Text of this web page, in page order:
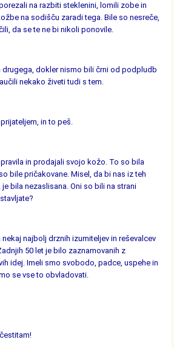
na razbiti steklenini, lomili zobe in
na sodišču zaradi tega. Bile so nesreče,
da se te ne bi nikoli ponovile.
drugega, dokler nismo bili črni od podpludb
nekako živeti tudi s tem.
in to peš.
in prodajali svojo kožo. To so bila
bile pričakovane. Misel, da bi nas iz teh
bila nezaslisana. Oni so bili na strani
nekaj najbolj drznih izumiteljev in reševalcev
50 let je bilo zaznamovanih z
idej. Imeli smo svobodo, padce, uspehe in
se vse to obvladovati.